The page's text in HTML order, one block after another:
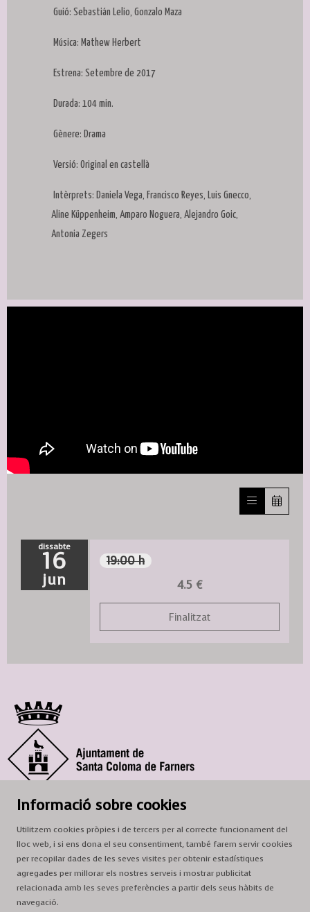
Guió: Sebastián Lelio, Gonzalo Maza
Música: Mathew Herbert
Estrena: Setembre de 2017
Durada: 104 min.
Gènere: Drama
Versió: Original en castellà
Intèrprets: Daniela Vega, Francisco Reyes, Luis Gnecco,
Aline Küppenheim, Amparo Noguera, Alejandro Goic,
Antonia Zegers
dissabte
16
jun
19:00 h
4.5 €
Finalitzat
© Ajuntament de Santa Coloma de Farners
Adreça: c. del Prat, 16, 17430 Santa Coloma de Farners
A/e:cultura@scf.cat
Sitemap
Informació sobre cookies
Utilitzem cookies pròpies i de tercers per al correcte funcionament del
lloc web, i si ens dona el seu consentiment, també farem servir cookies
per recopilar dades de les seves visites per obtenir estadístiques
agregades per millorar els nostres serveis i mostrar publicitat
relacionada amb les seves preferències a partir dels seus hàbits de
navegació.